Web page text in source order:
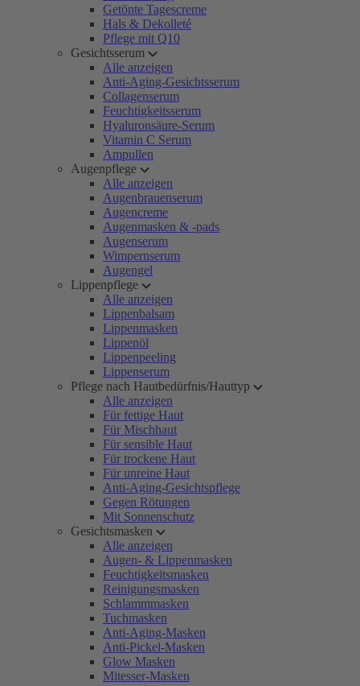
Getönte Tagescreme
Hals & Dekolleté
Pflege mit Q10
Gesichtsserum
Alle anzeigen
Anti-Aging-Gesichtsserum
Collagenserum
Feuchtigkeitsserum
Hyaluronsäure-Serum
Vitamin C Serum
Ampullen
Augenpflege
Alle anzeigen
Augenbrauenserum
Augencreme
Augenmasken & -pads
Augenserum
Wimpernserum
Augengel
Lippenpflege
Alle anzeigen
Lippenbalsam
Lippenmasken
Lippenöl
Lippenpeeling
Lippenserum
Pflege nach Hautbedürfnis/Hauttyp
Alle anzeigen
Für fettige Haut
Für Mischhaut
Für sensible Haut
Für trockene Haut
Für unreine Haut
Anti-Aging-Gesichtspflege
Gegen Rötungen
Mit Sonnenschutz
Gesichtsmasken
Alle anzeigen
Augen- & Lippenmasken
Feuchtigkeitsmasken
Reinigungsmasken
Schlammmasken
Tuchmasken
Anti-Aging-Masken
Anti-Pickel-Masken
Glow Masken
Mitesser-Masken